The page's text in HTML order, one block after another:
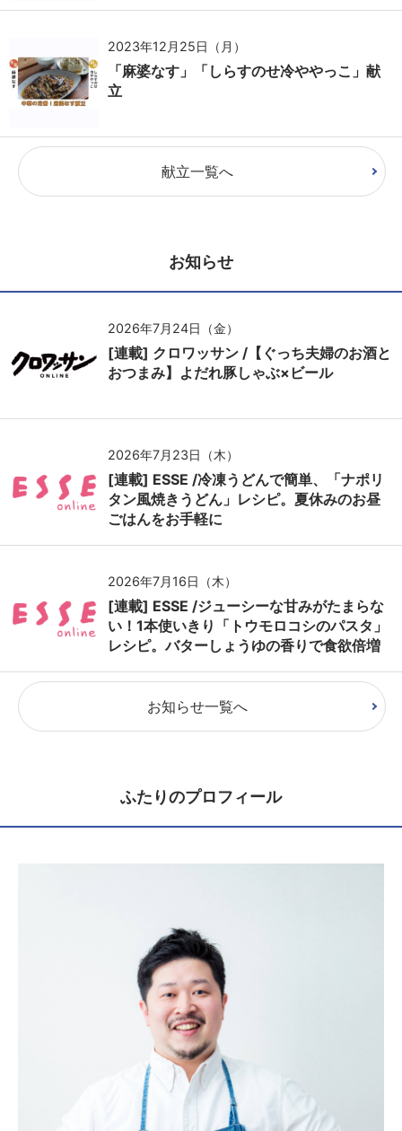
2023年12月25日（月）
「麻婆なす」「しらすのせ冷ややっこ」献
立
献立一覧へ
お知らせ
2026年7月24日（金）
[連載] クロワッサン /【ぐっち夫婦のお酒と
おつまみ】よだれ豚しゃぶ×ビール
2026年7月23日（木）
[連載] ESSE /冷凍うどんで簡単、「ナポリ
タン風焼きうどん」レシピ。夏休みのお昼
ごはんをお手軽に
2026年7月16日（木）
[連載] ESSE /ジューシーな甘みがたまらな
い！1本使いきり「トウモロコシのパスタ」
レシピ。バターしょうゆの香りで食欲倍増
お知らせ一覧へ
ふたりのプロフィール